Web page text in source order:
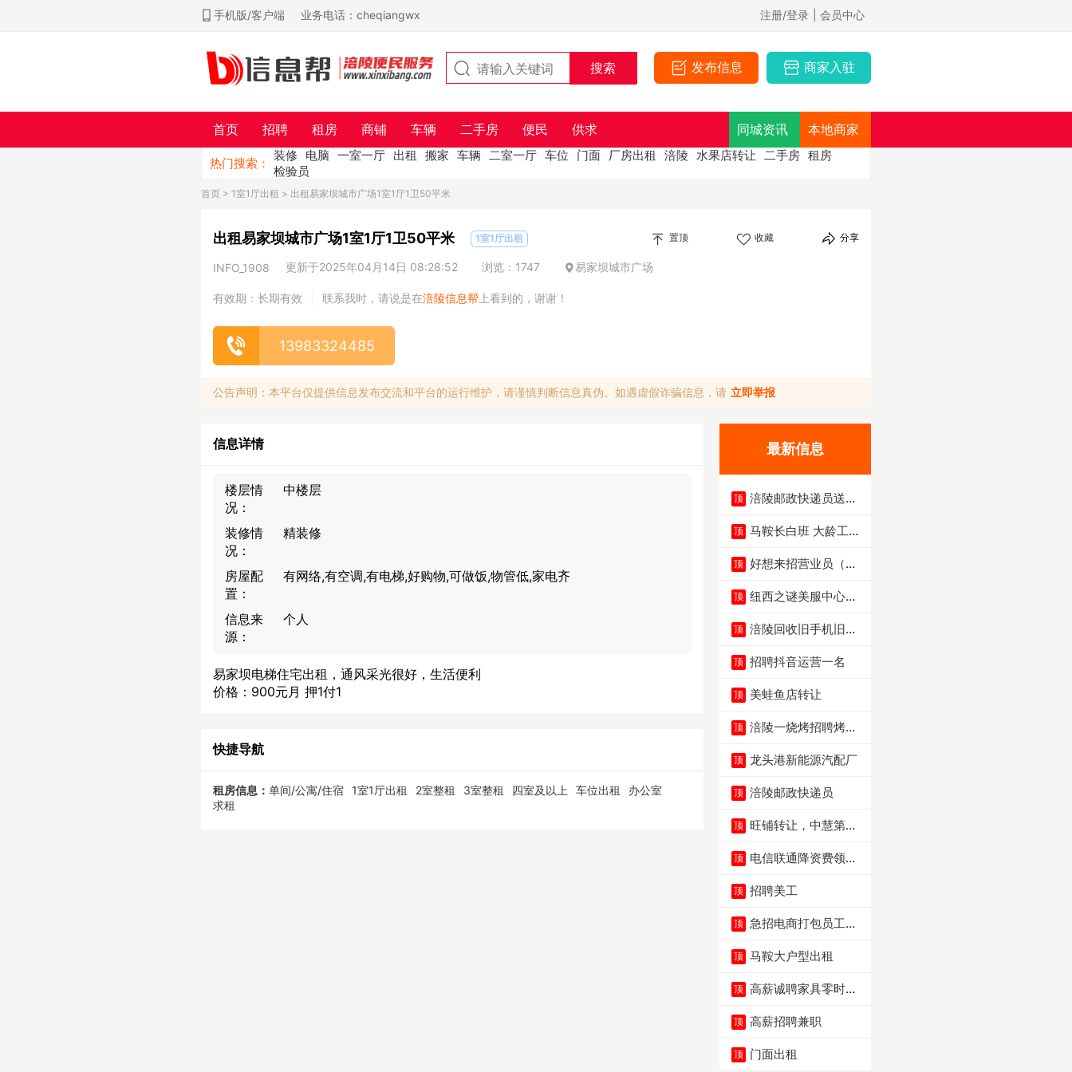
手机版/客户端 业务电话：cheqiangwx 注册/登录 | 会员中心
发布信息 商家入驻
首页 招聘 租房 商铺 车辆 二手房 便民 供求 同城资讯 本地商家
热门搜索：
装修 电脑 一室一厅 出租 搬家 车辆 二室一厅 车位 门面 厂房出租 涪陵 水果店转让 二手房 租房
检验员
首页 > 1室1厅出租 > 出租易家坝城市广场1室1厅1卫50平米
出租易家坝城市广场1室1厅1卫50平米 1室1厅出租 置顶 收藏 分享
INFO_1908 更新于2025年04月14日 08:28:52 浏览：1747 易家坝城市广场
有效期：长期有效 联系我时，请说是在涪陵信息帮 上看到的，谢谢！
13983324485
公告声明：本平台仅提供信息发布交流和平台的运行维护，请谨慎判断信息真伪。如遇虚假诈骗信息，请 立即举报
信息详情
楼层情
况：
中楼层
装修情
况：
精装修
房屋配
置：
有网络,有空调,有电梯,好购物,可做饭,物管低,家电齐
信息来
源：
个人
易家坝电梯住宅出租，通风采光很好，生活便利
价格：900元月 押1付1
快捷导航
租房信息： 单间/公寓/住宿 1室1厅出租 2室整租 3室整租 四室及以上 车位出租
办公室
求租
最新信息
顶 涪陵邮政快递员送货
顶 马鞍长白班 大龄工大
顶 好想来招营业员（不
顶 纽西之谜美服中心招
顶 涪陵回收旧手机旧电
顶 招聘抖音运营一名
顶 美蛙鱼店转让
顶 涪陵一烧烤招聘烤工
顶 龙头港新能源汽配厂
顶 涪陵邮政快递员
顶 旺铺转让，中慧第一
顶 电信联通降资费领价
顶 招聘美工
顶 急招电商打包员工作
顶 马鞍大户型出租
顶 高薪诚聘家具零时促
顶 高薪招聘兼职
顶 门面出租